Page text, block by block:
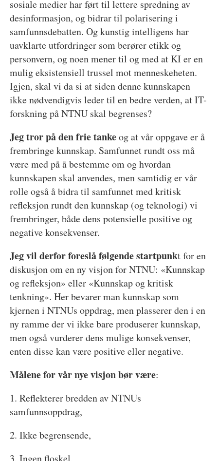
sosiale medier har ført til lettere spredning av
desinformasjon, og bidrar til polarisering i
samfunnsdebatten. Og kunstig intelligens har
uavklarte utfordringer som berører etikk og
personvern, og noen mener til og med at KI er en
mulig eksistensiell trussel mot menneskeheten.
Igjen, skal vi da si at siden denne kunnskapen
ikke nødvendigvis leder til en bedre verden, at IT-
forskning på NTNU skal begrenses?
Jeg tror på den frie tankeog at vår oppgave er å
frembringe kunnskap. Samfunnet rundt oss må
være med på å bestemme om og hvordan
kunnskapen skal anvendes, men samtidig er vår
rolle også å bidra til samfunnet med kritisk
refleksjon rundt den kunnskap (og teknologi) vi
frembringer, både dens potensielle positive og
negative konsekvenser.
Jeg vil derfor foreslå følgende startpunkt for en
diskusjon om en ny visjon for NTNU: «Kunnskap
og refleksjon» eller «Kunnskap og kritisk
tenkning». Her bevarer man kunnskap som
kjernen i NTNUs oppdrag, men plasserer den i en
ny ramme der vi ikke bare produserer kunnskap,
men også vurderer dens mulige konsekvenser,
enten disse kan være positive eller negative.
Målene for vår nye visjon bør være:
1. Reflekterer bredden av NTNUs
samfunnsoppdrag,
2. Ikke begrensende,
3. Ingen floskel,